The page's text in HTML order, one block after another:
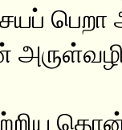
பெறா